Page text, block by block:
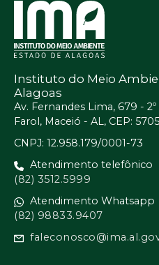
Instituto do Meio
Alagoas
Av. Fernandes Lima, 679 - 2º
Farol, Maceió - AL, CEP:
CNPJ: 12.958.179/0001-73
Atendimento telefônico
(82) 3512.5999
Atendimento Whatsapp
(82) 98833.9407